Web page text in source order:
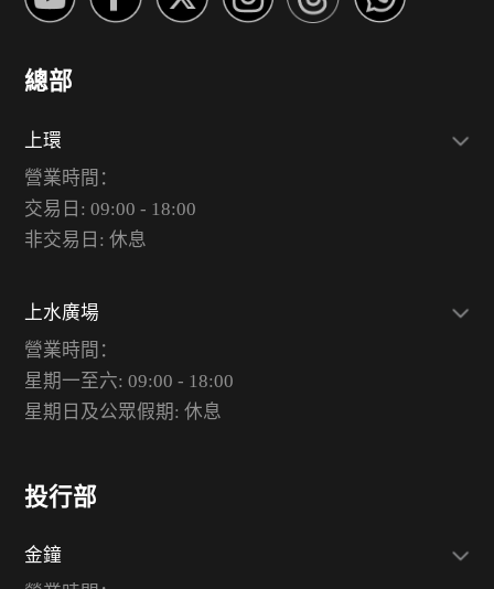
總部
上環
營業時間：
交易日: 09:00 - 18:00
非交易日: 休息
上水廣場
營業時間：
星期一至六: 09:00 - 18:00
星期日及公眾假期: 休息
投行部
金鐘